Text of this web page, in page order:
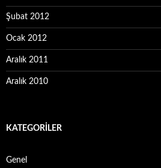
Şubat 2012
Ocak 2012
Aralık 2011
Aralık 2010
KATEGORILER
Genel